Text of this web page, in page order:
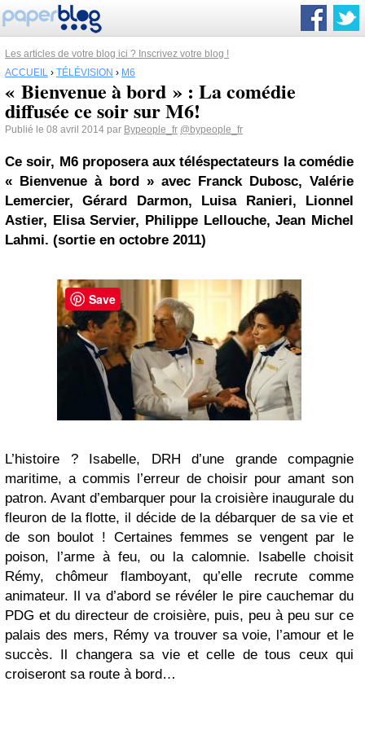
Les articles de votre blog ici ? Inscrivez votre blog !
ACCUEIL › TÉLÉVISION › M6
« Bienvenue à bord » : La comédie
diffusée ce soir sur M6!
Publié le 08 avril 2014 par Bypeople_fr @bypeople_fr
Ce soir, M6proposera aux téléspectateurs la comédie
« Bienvenue à bord » avec Franck Dubosc, Valérie
Lemercier, Gérard Darmon, Luisa Ranieri, Lionnel
Astier, Elisa Servier, Philippe Lellouche, Jean Michel
Lahmi. (sortie en octobre 2011)
L’histoire ? Isabelle, DRH d’une grande compagnie
maritime, a commis l’erreur de choisir pour amant son
patron. Avant d’embarquer pour la croisière inaugurale du
fleuron de la flotte, il décide de la débarquer de sa vie et
de son boulot ! Certaines femmes se vengent par le
poison, l’arme à feu, ou la calomnie. Isabelle choisit
Rémy, chômeur flamboyant, qu’elle recrute comme
animateur. Il va d’abord se révéler le pire cauchemar du
PDG et du directeur de croisière, puis, peu à peu sur ce
palais des mers, Rémy va trouver sa voie, l’amour et le
succès. Il changera sa vie et celle de tous ceux qui
croiseront sa route à bord…
Save